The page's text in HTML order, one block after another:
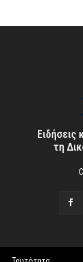
Ειδήσεις
τη